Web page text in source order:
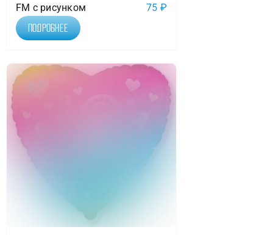
FM с рисунком 75 ₽
Подробнее